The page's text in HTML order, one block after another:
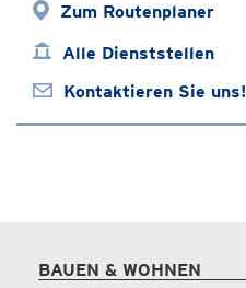
Zum Routenplaner
Alle Dienststellen
Kontaktieren Sie uns!
BAUEN & WOHNEN